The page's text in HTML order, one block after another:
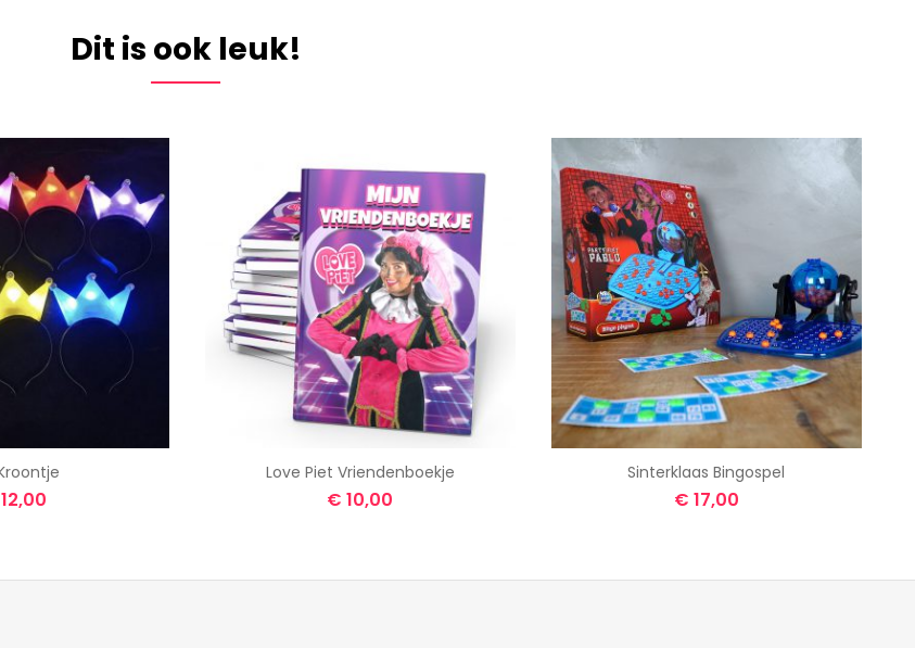
Dit is ook leuk!
12,00
Love Piet Vriendenboekje
€ 10,00
Sinterklaas Bingospel
€ 17,00